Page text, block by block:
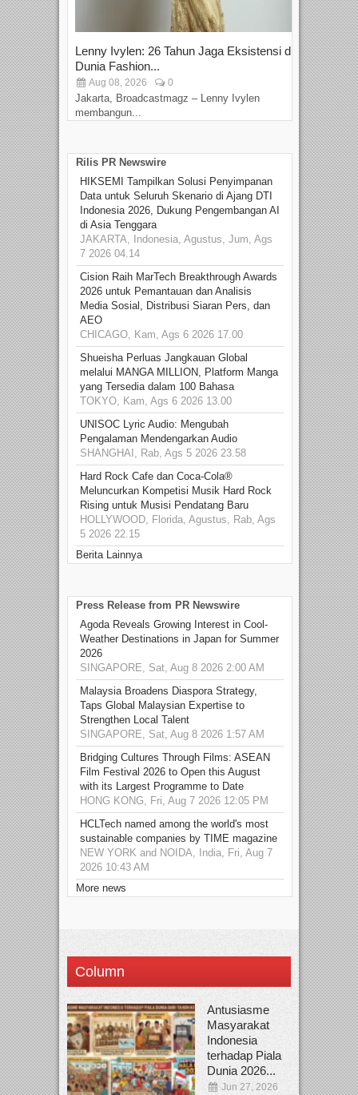
Lenny Ivylen: 26 Tahun Jaga Eksistensi di
Dunia Fashion...
Aug 08, 2026 0
Jakarta, Broadcastmagz – Lenny Ivylen
membangun...
Rilis PR Newswire
HIKSEMI Tampilkan Solusi Penyimpanan
Data untuk Seluruh Skenario di Ajang DTI
Indonesia 2026, Dukung Pengembangan AI
di Asia Tenggara
JAKARTA, Indonesia, Agustus, Jum, Ags
7 2026 04.14
Cision Raih MarTech Breakthrough Awards
2026 untuk Pemantauan dan Analisis
Media Sosial, Distribusi Siaran Pers, dan
AEO
CHICAGO, Kam, Ags 6 2026 17.00
Shueisha Perluas Jangkauan Global
melalui MANGA MILLION, Platform Manga
yang Tersedia dalam 100 Bahasa
TOKYO, Kam, Ags 6 2026 13.00
UNISOC Lyric Audio: Mengubah
Pengalaman Mendengarkan Audio
SHANGHAI, Rab, Ags 5 2026 23.58
Hard Rock Cafe dan Coca-Cola®
Meluncurkan Kompetisi Musik Hard Rock
Rising untuk Musisi Pendatang Baru
HOLLYWOOD, Florida, Agustus, Rab, Ags
5 2026 22.15
Berita Lainnya
Press Release from PR Newswire
Agoda Reveals Growing Interest in Cool-
Weather Destinations in Japan for Summer
2026
SINGAPORE, Sat, Aug 8 2026 2:00 AM
Malaysia Broadens Diaspora Strategy,
Taps Global Malaysian Expertise to
Strengthen Local Talent
SINGAPORE, Sat, Aug 8 2026 1:57 AM
Bridging Cultures Through Films: ASEAN
Film Festival 2026 to Open this August
with its Largest Programme to Date
HONG KONG, Fri, Aug 7 2026 12:05 PM
HCLTech named among the world's most
sustainable companies by TIME magazine
NEW YORK and NOIDA, India, Fri, Aug 7
2026 10:43 AM
More news
Column
Antusiasme
Masyarakat
Indonesia
terhadap Piala
Dunia 2026...
Jun 27, 2026